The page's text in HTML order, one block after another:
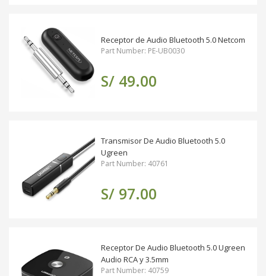
Receptor de Audio Bluetooth 5.0 Netcom
Part Number: PE-UB0030
S/ 49.00
Transmisor De Audio Bluetooth 5.0
Ugreen
Part Number: 40761
S/ 97.00
Receptor De Audio Bluetooth 5.0 Ugreen
Audio RCA y 3.5mm
Part Number: 40759